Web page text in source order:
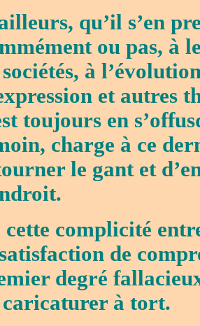
qu’il s’en
ou pas, à
sociétés, à
et autres
toujours en
charge à ce
le gant et
cette complicité
de
degré
caricaturer à tort.